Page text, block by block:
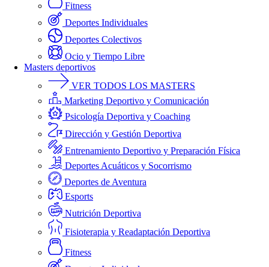
Fitness
Deportes Individuales
Deportes Colectivos
Ocio y Tiempo Libre
Masters deportivos
VER TODOS LOS MASTERS
Marketing Deportivo y Comunicación
Psicología Deportiva y Coaching
Dirección y Gestión Deportiva
Entrenamiento Deportivo y Preparación Física
Deportes Acuáticos y Socorrismo
Deportes de Aventura
Esports
Nutrición Deportiva
Fisioterapia y Readaptación Deportiva
Fitness